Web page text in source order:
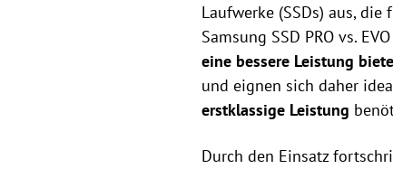
Laufwerke (SSDs) aus,
Samsung SSD PRO vs.
eine bessere Leistung
und eignen sich daher
erstklassige Leistung
Durch den Einsatz